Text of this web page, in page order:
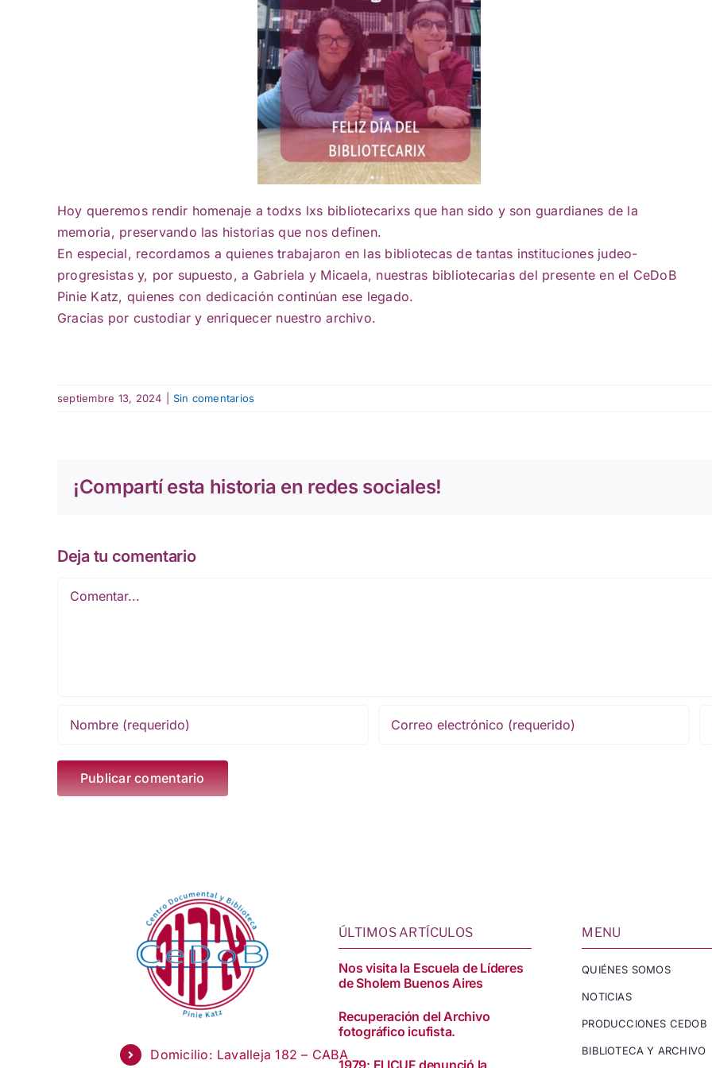
Hoy queremos rendir homenaje a todxs lxs bibliotecarixs que han sido y son guardianes de la
memoria, preservando las historias que nos definen.
En especial, recordamos a quienes trabajaron en las bibliotecas de tantas instituciones judeo-
progresistas y, por supuesto, a Gabriela y Micaela, nuestras bibliotecarias del presente en el CeDoB
Pinie Katz, quienes con dedicación continúan ese legado.
Gracias por custodiar y enriquecer nuestro archivo.
septiembre 13, 2024 Sin comentarios
¡Compartí esta historia en redes sociales!
Deja tu comentario
Comentar
Domicilio: Lavalleja 182 – CABA
ÚLTIMOS ARTÍCULOS
Nos visita la Escuela de Líderes
de Sholem Buenos Aires
Recuperación del Archivo
fotográfico icufista.
MENU
QUIÉNES SOMOS
NOTICIAS
PRODUCCIONES CEDOB
BIBLIOTECA Y ARCHIVO